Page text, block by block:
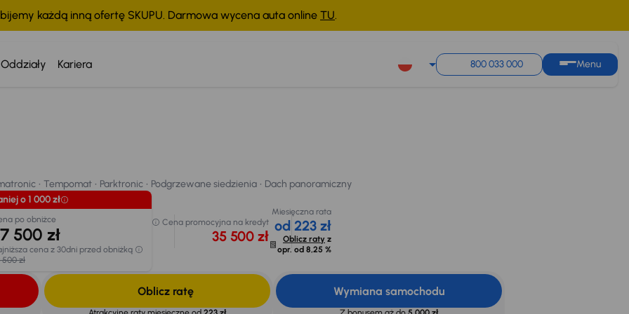
każdą inną ofertę SKUPU. Darmowa wycena auta online TU.
Oddziały Kariera 800 033 000 Menu
Tempomat Parktronic Podgrzewane siedzienia
Dach panoramiczny
o 1 000 zł
po obniżce
500 zł
cena z 30dni przed obniżką
500 zł
Cena promocyjna na kredyt
35 500 zł
Miesięczna rata
od 223 zł
Oblicz raty z
opr. od 8,25 %
Oblicz ratę Wymiana samochodu